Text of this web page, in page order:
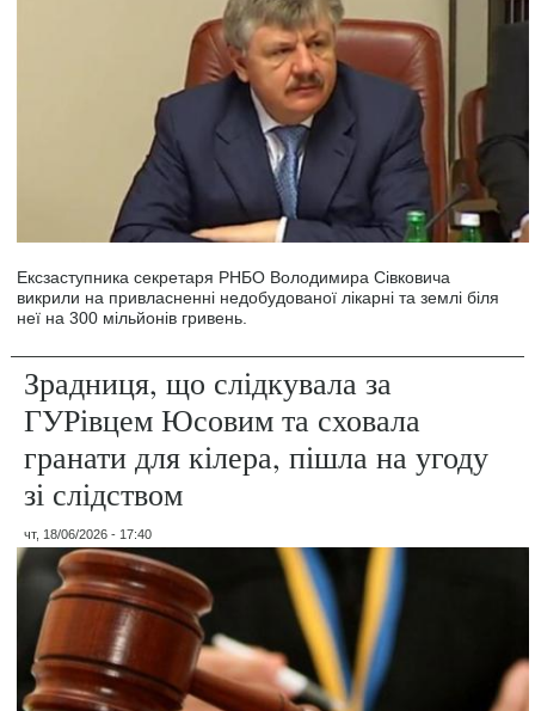
Ексзаступника секретаря РНБО Володимира Сівковича
викрили на привласненні недобудованої лікарні та землі біля
неї на 300 мільйонів гривень.
Зрадниця, що слідкувала за
ГУРівцем Юсовим та сховала
гранати для кілера, пішла на угоду
зі слідством
чт, 18/06/2026 - 17:40